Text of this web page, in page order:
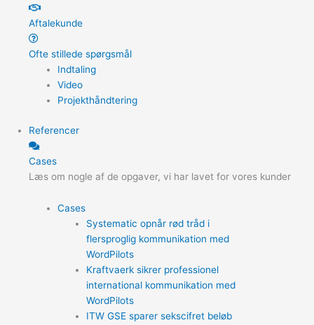
Aftalekunde
Ofte stillede spørgsmål
Indtaling
Video
Projekthåndtering
Referencer
Cases
Læs om nogle af de opgaver, vi har lavet for vores kunder
Cases
Systematic opnår rød tråd i
flersproglig kommunikation med
WordPilots
Kraftvaerk sikrer professionel
international kommunikation med
WordPilots
ITW GSE sparer sekscifret beløb